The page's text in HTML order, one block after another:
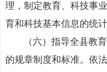
理，制定教育、科技事
育和科技基本信息的统
（六）指导全县教
的规章制度和标准。依